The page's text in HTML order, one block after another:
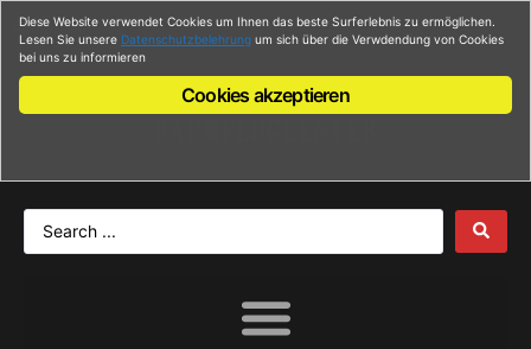
Anmelden
Diese Website verwendet Cookies um Ihnen das beste Surferlebnis zu ermöglichen.
Lesen Sie unsere Datenschutzbelehrung um sich über die Verwdendung von Cookies
bei uns zu informieren
Cookies akzeptieren